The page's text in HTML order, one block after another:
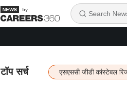
by
टॉप सर्च एसएससी जीडी कांस्टेबल